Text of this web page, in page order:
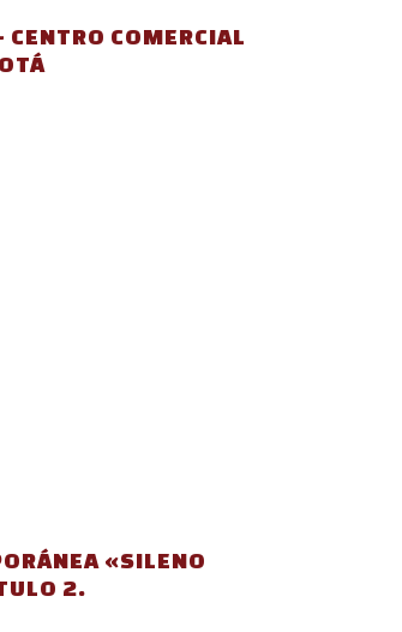
COMERCIAL
«SILENO
2.